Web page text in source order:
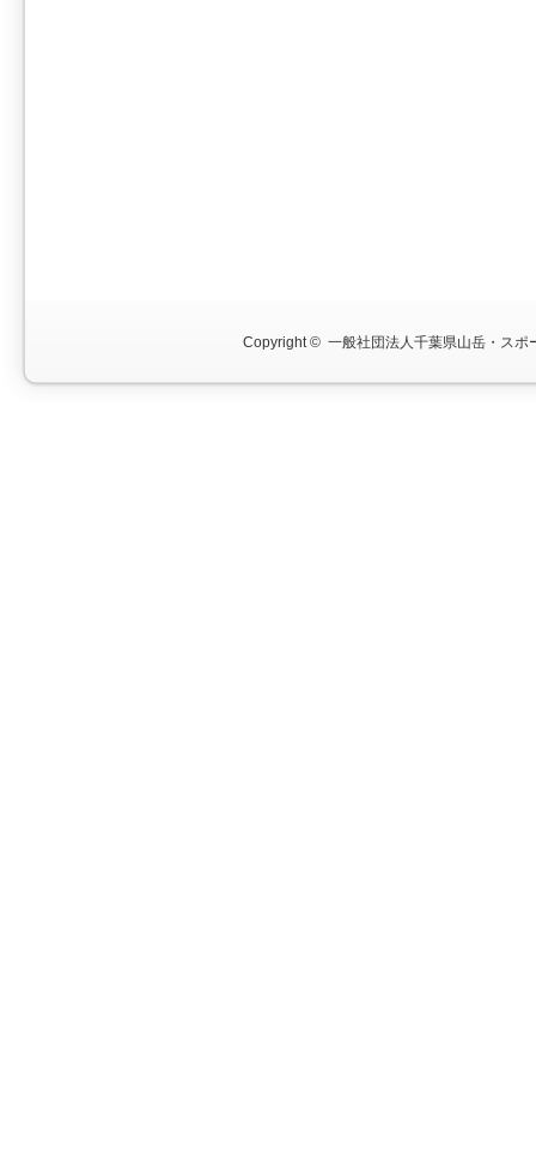
Copyright © 一般社団法人千葉県山岳・スポ